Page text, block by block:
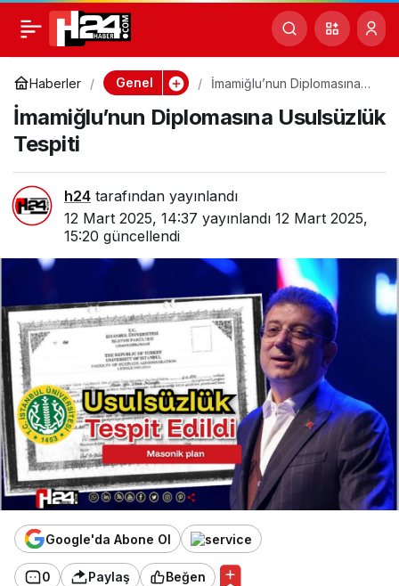
Haberler Genel
İmamiğlu’nun Diplomasına
İmamiğlu’nun Diplomasına Usulsüzlük
Tespiti
h24 tarafından yayınlandı
12 Mart 2025, 14:37 yayınlandı 12 Mart 2025,
15:20 güncellendi
Google'da Abone Ol
0 Paylaş Beğen
İmamiğlu’nun
Diplomasına Usulsüzlük
Tespiti
0